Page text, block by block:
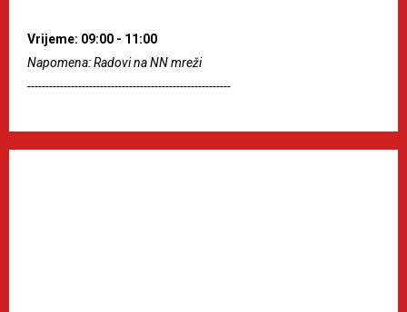
Vrijeme: 09:00 - 11:00
Napomena: Radovi na NN mreži
--------------------------------------------------------